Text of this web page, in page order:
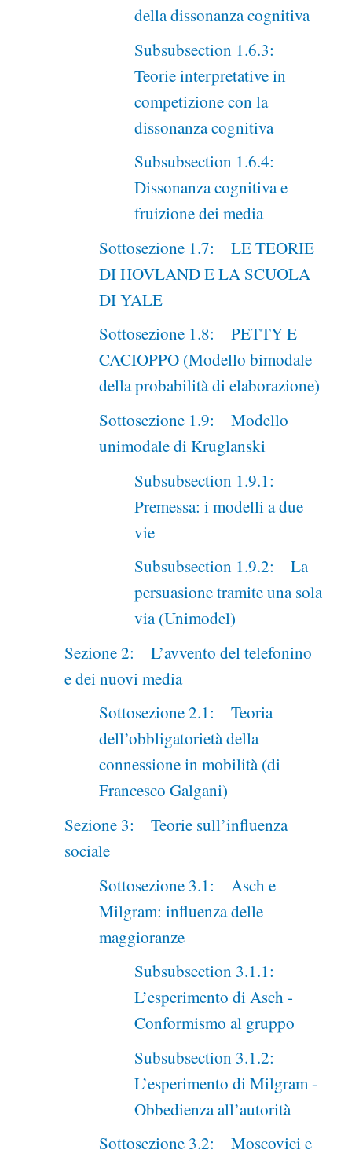
della dissonanza cognitiva
Subsubsection 1.6.3:
Teorie interpretative in
competizione con la
dissonanza cognitiva
Subsubsection 1.6.4:
Dissonanza cognitiva e
fruizione dei media
Sottosezione 1.7: LE TEORIE
DI HOVLAND E LA SCUOLA
DI YALE
Sottosezione 1.8: PETTY E
CACIOPPO (Modello bimodale
della probabilità di elaborazione)
Sottosezione 1.9: Modello
unimodale di Kruglanski
Subsubsection 1.9.1:
Premessa: i modelli a due
vie
Subsubsection 1.9.2: La
persuasione tramite una sola
via (Unimodel)
Sezione 2: L’avvento del telefonino
e dei nuovi media
Sottosezione 2.1: Teoria
dell’obbligatorietà della
connessione in mobilità (di
Francesco Galgani)
Sezione 3: Teorie sull’influenza
sociale
Sottosezione 3.1: Asch e
Milgram: influenza delle
maggioranze
Subsubsection 3.1.1:
L’esperimento di Asch -
Conformismo al gruppo
Subsubsection 3.1.2:
L’esperimento di Milgram -
Obbedienza all’autorità
Sottosezione 3.2: Moscovici e